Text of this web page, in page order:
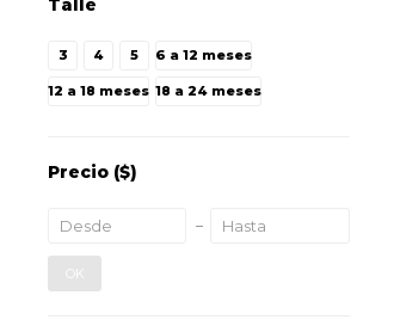
Talle
3 4 5 6 a 12 meses
12 a 18 meses 18 a 24 meses
Precio ($)
OK